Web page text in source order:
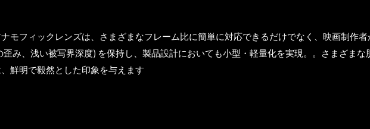
ナモフィックレンズは、さまざまなフレーム比に簡単に対応できるだけでなく、映画制作
み、浅い被写界深度) を保持し、製品設計においても小型・軽量化を実現。。さまざま
鮮明で毅然とした印象を与えます